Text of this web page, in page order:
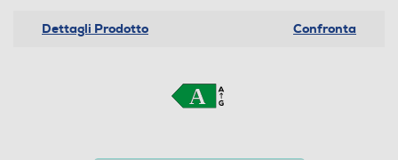
Dettagli Prodotto Confronta